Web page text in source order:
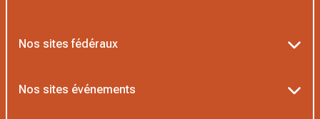
Nos sites fédéraux
Nos sites événements